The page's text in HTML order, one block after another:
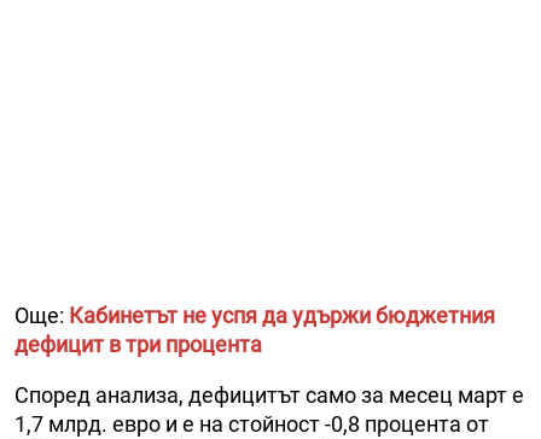
Още: Кабинетът не успя да удържи бюджетния
дефицит в три процента
Според анализа, дефицитът само за месец март е
1,7 млрд. евро и е на стойност -0,8 процента от